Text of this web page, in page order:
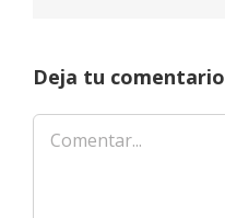
Deja tu comentario
Comentar